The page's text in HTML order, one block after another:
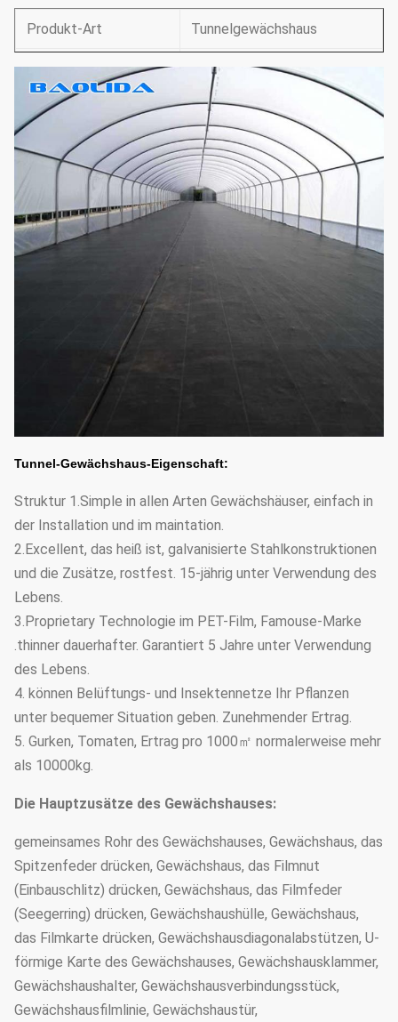
Produkt-Art Tunnelgewächshaus
Breite 5m-10m
Spalten-Raum 1m/1.5m/2m
Wand-Höhe 1.5m-2.5m
Dach-Höhe 2.5m-4m
Abdeckung Kriegs
Mikroplastikfilm 150 oder
Motorantriebs- oder
manuelle rollende
Seiten
Tunnel-Gewächshaus-Eigenschaft:
Struktur 1.Simple in allen Arten Gewächshäuser, einfach in
der Installation und im maintation.
2.Excellent, das heiß ist, galvanisierte Stahlkonstruktionen
und die Zusätze, rostfest. 15-jährig unter Verwendung des
Lebens.
3.Proprietary Technologie im PET-Film, Famouse-Marke
.thinner dauerhafter. Garantiert 5 Jahre unter Verwendung
des Lebens.
4. können Belüftungs- und Insektennetze Ihr Pflanzen
unter bequemer Situation geben. Zunehmender Ertrag.
5. Gurken, Tomaten, Ertrag pro 1000㎡ normalerweise mehr
als 10000kg.
Die Hauptzusätze des Gewächshauses:
gemeinsames Rohr des Gewächshauses, Gewächshaus, das
Spitzenfeder drücken, Gewächshaus, das Filmnut
(Einbauschlitz) drücken, Gewächshaus, das Filmfeder
(Seegerring) drücken, Gewächshaushülle, Gewächshaus,
das Filmkarte drücken, Gewächshausdiagonalabstützen, U-
förmige Karte des Gewächshauses, Gewächshausklammer,
Gewächshaushalter, Gewächshausverbindungsstück,
Gewächshausfilmlinie, Gewächshaustür,